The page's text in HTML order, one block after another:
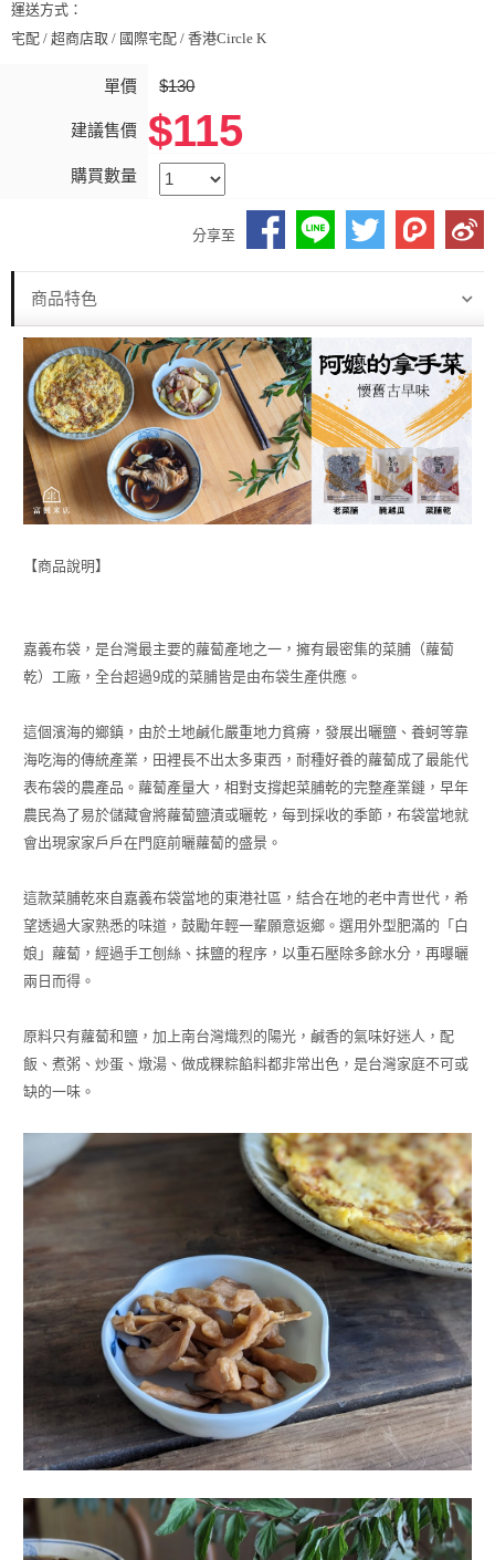
運送方式：
宅配 / 超商店取 / 國際宅配 / 香港Circle K
單價 $130
建議售價 $115
購買數量
分享至
商品特色
【商品說明】
嘉義布袋，是台灣最主要的蘿蔔產地之一，擁有最密集的菜脯（蘿蔔
乾）工廠，全台超過9成的菜脯皆是由布袋生產供應。
這個濱海的鄉鎮，由於土地鹹化嚴重地力貧瘠，發展出曬鹽、養蚵等靠
海吃海的傳統產業，田裡長不出太多東西，耐種好養的蘿蔔成了最能代
表布袋的農產品。蘿蔔產量大，相對支撐起菜脯乾的完整產業鏈，早年
農民為了易於儲藏會將蘿蔔鹽漬或曬乾，每到採收的季節，布袋當地就
會出現家家戶戶在門庭前曬蘿蔔的盛景。
這款菜脯乾來自嘉義布袋當地的東港社區，結合在地的老中青世代，希
望透過大家熟悉的味道，鼓勵年輕一輩願意返鄉。選用外型肥滿的「白
娘」蘿蔔，經過手工刨絲、抹鹽的程序，以重石壓除多餘水分，再曝曬
兩日而得。
原料只有蘿蔔和鹽，加上南台灣熾烈的陽光，鹹香的氣味好迷人，配
飯、煮粥、炒蛋、燉湯、做成粿粽餡料都非常出色，是台灣家庭不可或
缺的一味。